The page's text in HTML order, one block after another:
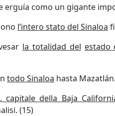
erguía como un gigante
l’intero stato del Sinaloa
la totalidad del estado
todo Sinaloa hasta
capitale della Baja
(15)